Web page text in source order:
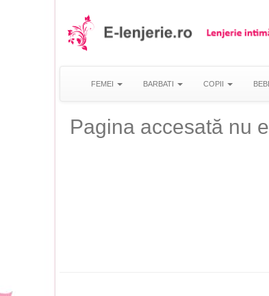
FEMEI BARBATI COPII
Pagina accesată nu